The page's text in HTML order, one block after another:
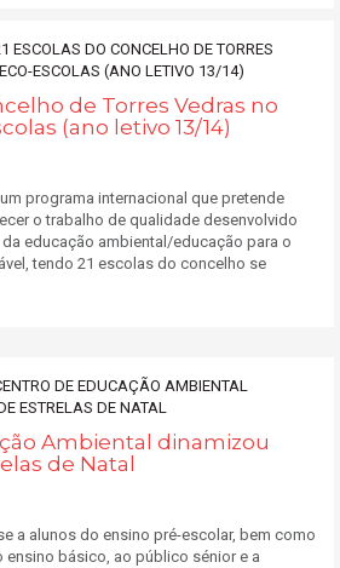
de Torres Vedras no
(ano letivo 13/14)
programa internacional que pretende
o trabalho de qualidade desenvolvido
educação ambiental/educação para o
tendo 21 escolas do concelho se
Ambiental dinamizou
de Natal
a alunos do ensino pré-escolar, bem como
ensino básico, ao público sénior e a